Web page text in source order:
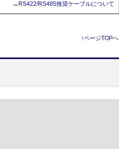
→ RS422/RS485推奨ケーブルについて
↑ページTOPへ